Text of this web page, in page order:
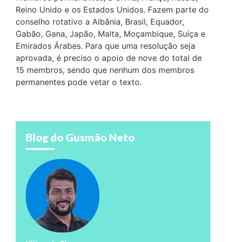
Reino Unido e os Estados Unidos. Fazem parte do
conselho rotativo a Albânia, Brasil, Equador,
Gabão, Gana, Japão, Malta, Moçambique, Suíça e
Emirados Árabes. Para que uma resolução seja
aprovada, é preciso o apoio de nove do total de
15 membros, sendo que nenhum dos membros
permanentes pode vetar o texto.
Blog do Gusmão Neto